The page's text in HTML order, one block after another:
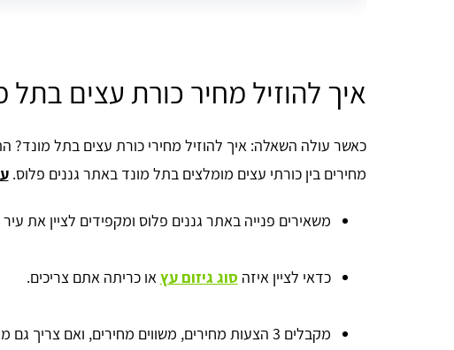
איך להוזיל מחיר כורת עצים בתל
כאשר עולה השאלה: איך להוזיל מחירי כורת עצים בתל
מחירים בין כורתי עצים מומלצים בתל מונד באתר גננים פלוס.
משאירים פנייה באתר גננים פלוס ומקפידים לציין את
כדאי לציין איזה סוג גיזום עץאו כריתה אתם צריכים.
מקבלים 3 הצעות מחירים, משווים מחירים, ואם